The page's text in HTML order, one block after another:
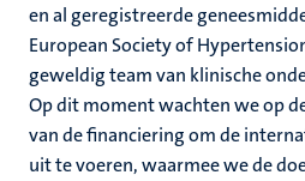
en al geregistreerde
European Society of
geweldig team van klinische
Op dit moment wachten we op
van de financiering om de
uit te voeren, waarmee we de